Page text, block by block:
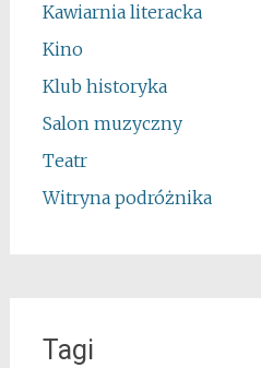
Kawiarnia literacka
Kino
Klub historyka
Salon muzyczny
Teatr
Witryna podróżnika
Tagi